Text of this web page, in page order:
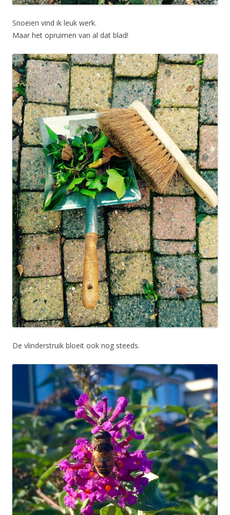
Snoeien vind ik leuk werk.
Maar het opruimen van al dat blad!
De vlinderstruik bloeit ook nog steeds.